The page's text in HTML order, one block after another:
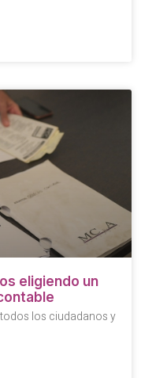
eligiendo un
los ciudadanos y